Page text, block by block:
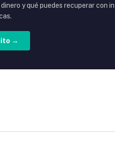
y qué puedes recuperar con
→